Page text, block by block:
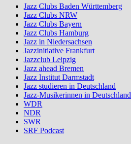
Jazz Clubs Baden Württemberg
Jazz Clubs NRW
Jazz Clubs Bayern
Jazz Clubs Hamburg
Jazz in Niedersachsen
Jazzinitiative Frankfurt
Jazzclub Leipzig
Jazz ahead Bremen
Jazz Institut Darmstadt
Jazz studieren in Deutschland
Jazz-Musikerinnen in Deutschland
WDR
NDR
SWR
SRF Podcast